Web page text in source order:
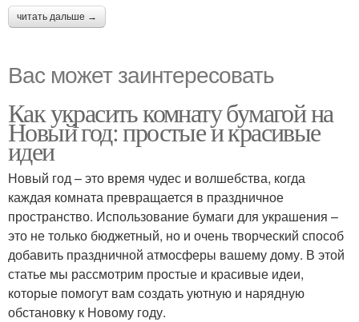
читать дальше →
Вас может заинтересовать
Как украсить комнату бумагой на
Новый год: простые и красивые
идеи
Новый год – это время чудес и волшебства, когда
каждая комната превращается в праздничное
пространство. Использование бумаги для украшения –
это не только бюджетный, но и очень творческий способ
добавить праздничной атмосферы вашему дому. В этой
статье мы рассмотрим простые и красивые идеи,
которые помогут вам создать уютную и нарядную
обстановку к Новому году.